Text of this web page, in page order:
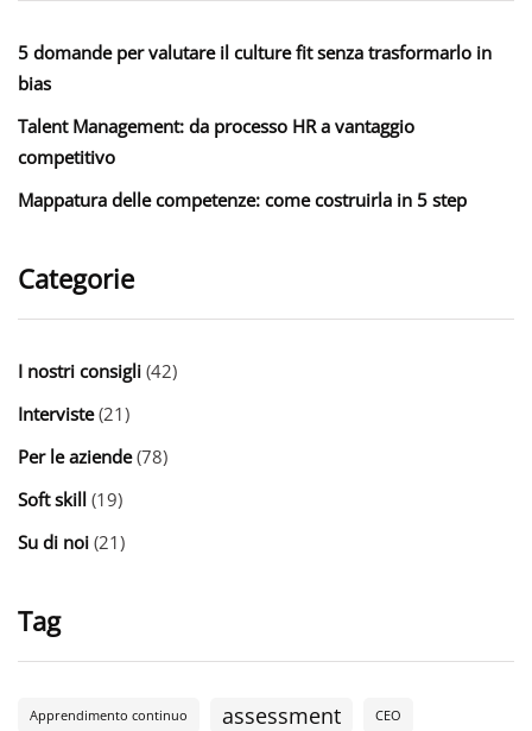
5 domande per valutare il culture fit senza trasformarlo in
bias
Talent Management: da processo HR a vantaggio
competitivo
Mappatura delle competenze: come costruirla in 5 step
Categorie
I nostri consigli (42)
Interviste(21)
Per le aziende(78)
Soft skill (19)
Su di noi (21)
Tag
Apprendimento continuo assessment CEO